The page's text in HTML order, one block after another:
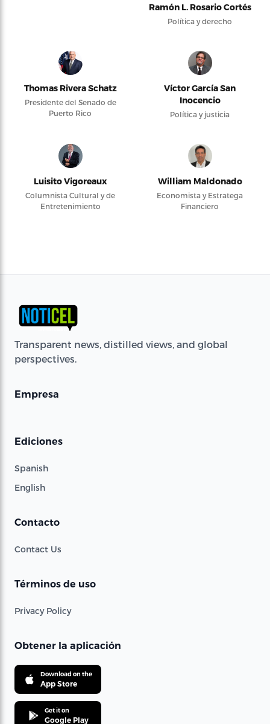
Ramón L. Rosario Cortés
Política y derecho
Thomas Rivera Schatz
Presidente del Senado de
Puerto Rico
Víctor García San
Inocencio
Política y justicia
Luisito Vigoreaux
Columnista Cultural y de
Entretenimiento
William Maldonado
Economista y Estratega
Financiero
Transparent news, distilled views, and global
perspectives.
Empresa
Ediciones
Spanish
English
Contacto
Contact Us
Términos de uso
Privacy Policy
Obtener la aplicación
Download on the
App Store
Get it on
Google Play